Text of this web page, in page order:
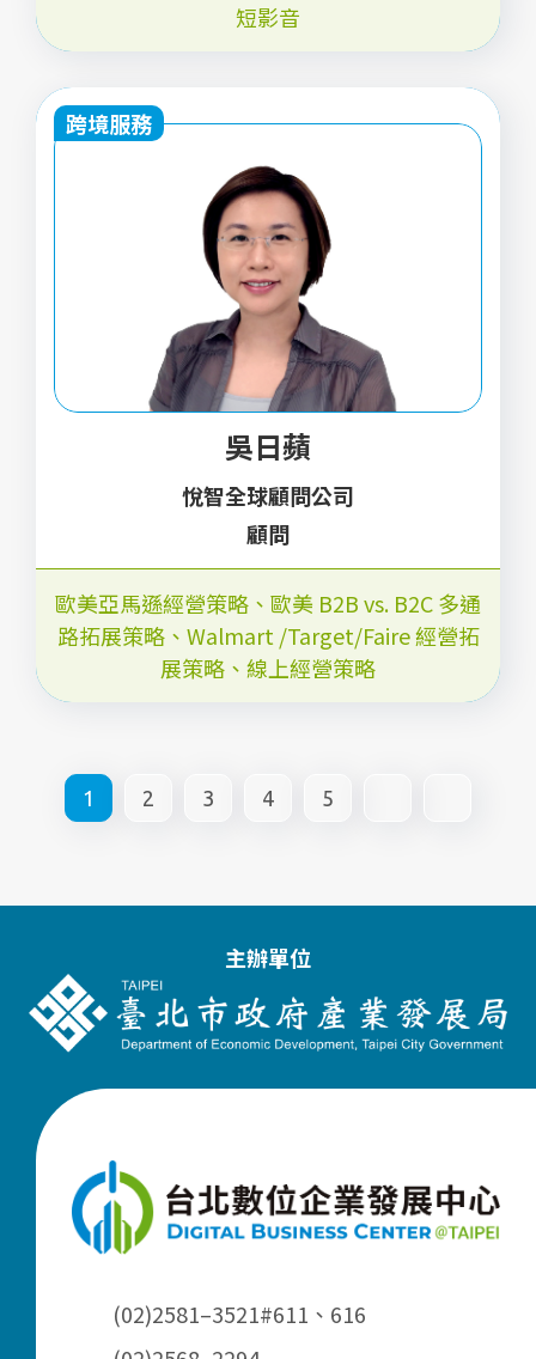
短影音
跨境服務
吳日蘋
悅智全球顧問公司
顧問
歐美亞馬遜經營策略、歐美 B2B vs. B2C 多通
路拓展策略、Walmart /Target/Faire 經營拓
展策略、線上經營策略
1 2 3 4 5
主辦單位
(02)2581–3521#611、616